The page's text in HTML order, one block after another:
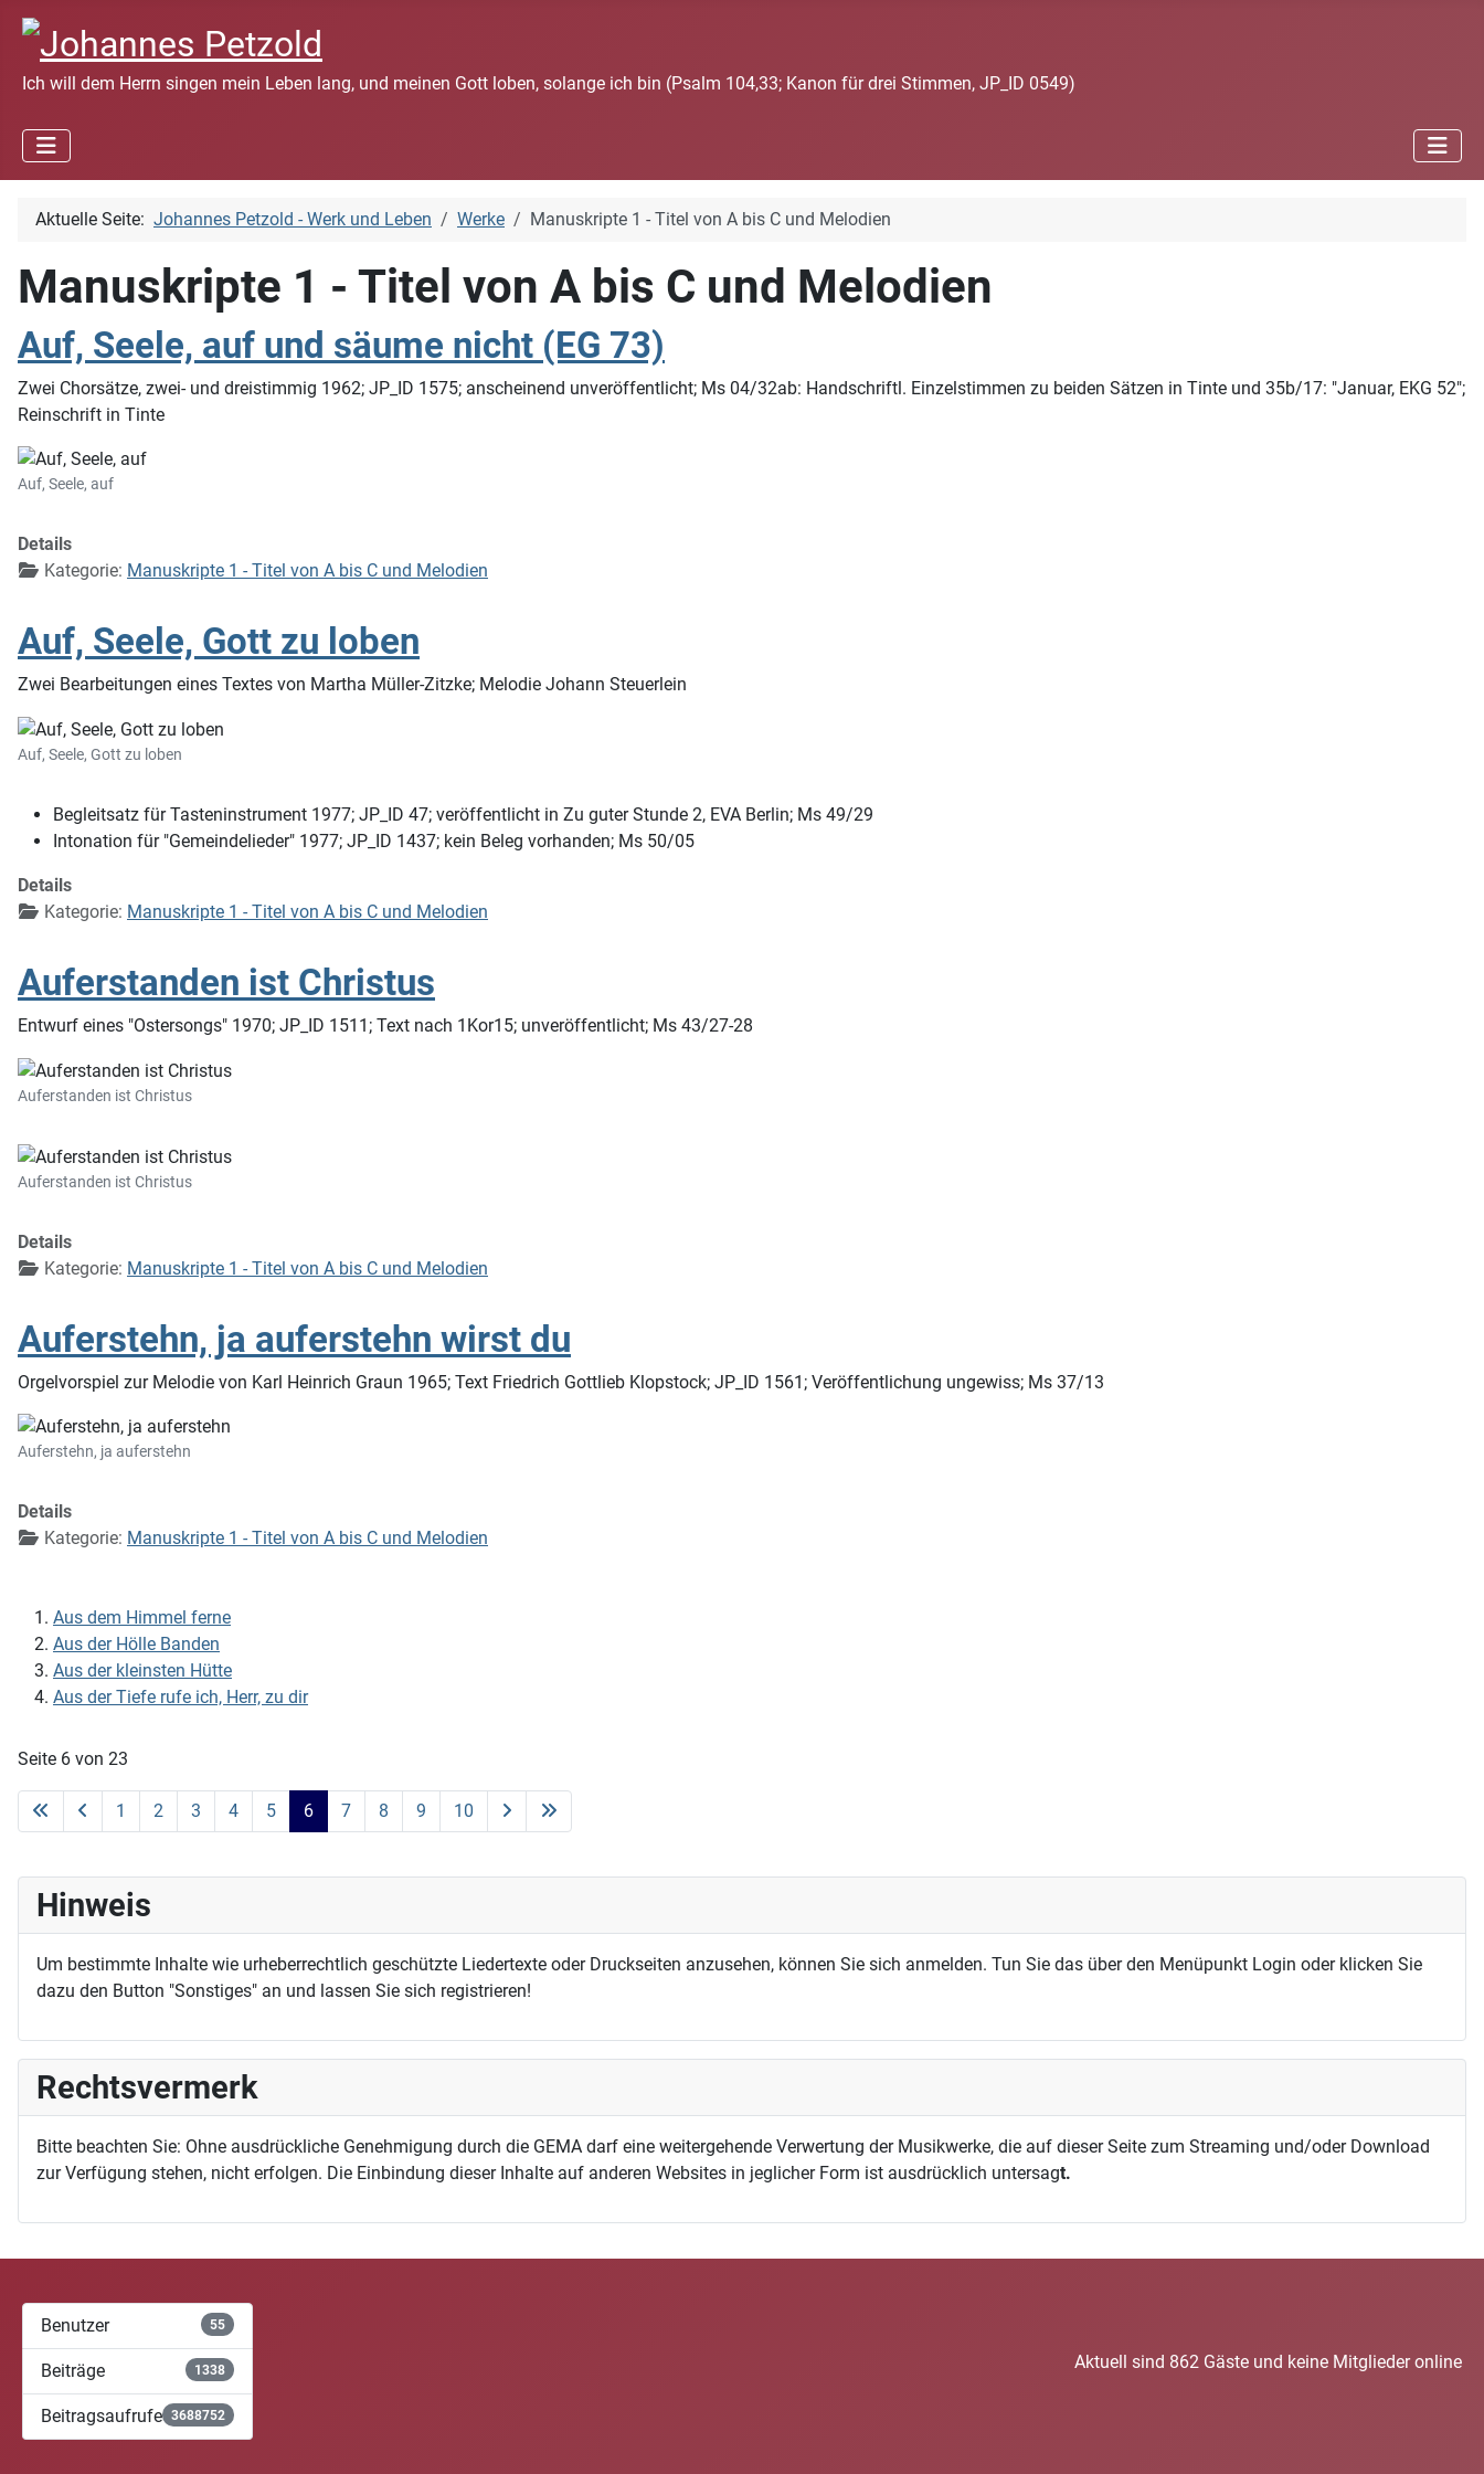
Ich will dem Herrn singen mein Leben lang, und meinen Gott loben, solange ich bin (Psalm 104,33; Kanon für drei Stimmen, JP_ID 0549)
Aktuelle Seite: Johannes Petzold - Werk und Leben Werke Manuskripte 1 - Titel von A bis C und Melodien
Manuskripte 1 - Titel von A bis C und Melodien
Auf, Seele, auf und säume nicht (EG 73)
Zwei Chorsätze, zwei- und dreistimmig 1962; JP_ID 1575; anscheinend unveröffentlicht; Ms 04/32ab: Handschriftl. Einzelstimmen zu beiden Sätzen in Tinte und 35b/17: "Januar, EKG 52";
Reinschrift in Tinte
Auf, Seele, auf
Details
Kategorie: Manuskripte 1 - Titel von A bis C und Melodien
Auf, Seele, Gott zu loben
Zwei Bearbeitungen eines Textes von Martha Müller-Zitzke; Melodie Johann Steuerlein
Auf, Seele, Gott zu loben
Begleitsatz für Tasteninstrument 1977; JP_ID 47; veröffentlicht in Zu guter Stunde 2, EVA Berlin; Ms 49/29
Intonation für "Gemeindelieder" 1977; JP_ID 1437; kein Beleg vorhanden; Ms 50/05
Details
Kategorie: Manuskripte 1 - Titel von A bis C und Melodien
Auferstanden ist Christus
Entwurf eines "Ostersongs" 1970; JP_ID 1511; Text nach 1Kor15; unveröffentlicht; Ms 43/27-28
Auferstanden ist Christus
Auferstanden ist Christus
Details
Kategorie: Manuskripte 1 - Titel von A bis C und Melodien
Auferstehn, ja auferstehn wirst du
Orgelvorspiel zur Melodie von Karl Heinrich Graun 1965; Text Friedrich Gottlieb Klopstock; JP_ID 1561; Veröffentlichung ungewiss; Ms 37/13
Auferstehn, ja auferstehn
Details
Kategorie: Manuskripte 1 - Titel von A bis C und Melodien
Aus dem Himmel ferne
Aus der Hölle Banden
Aus der kleinsten Hütte
Aus der Tiefe rufe ich, Herr, zu dir
Seite 6 von 23
1 2 3 4 5 6 7 8 9 10
Hinweis
Um bestimmte Inhalte wie urheberrechtlich geschützte Liedertexte oder Druckseiten anzusehen, können Sie sich anmelden. Tun Sie das über den Menüpunkt Login oder klicken Sie
dazu den Button "Sonstiges" an und lassen Sie sich registrieren!
Rechtsvermerk
Bitte beachten Sie: Ohne ausdrückliche Genehmigung durch die GEMA darf eine weitergehende Verwertung der Musikwerke, die auf dieser Seite zum Streaming und/oder Download
zur Verfügung stehen, nicht erfolgen. Die Einbindung dieser Inhalte auf anderen Websites in jeglicher Form ist ausdrücklich untersagt.
Benutzer 55
Beiträge 1338
Beitragsaufrufe 3688752
Aktuell sind 862 Gäste und keine Mitglieder online